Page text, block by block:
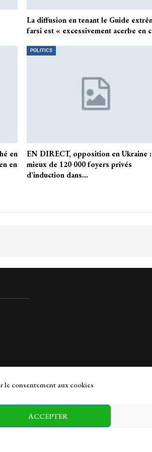
le consentement aux cookies
ACCEPTER
La diffusion en tenant le Guide
farsi est « excessivement acerbe en
en
en
POLITICS
EN DIRECT, opposition en Ukraine :
mieux de 120 000 foyers privés
d’induction dans…